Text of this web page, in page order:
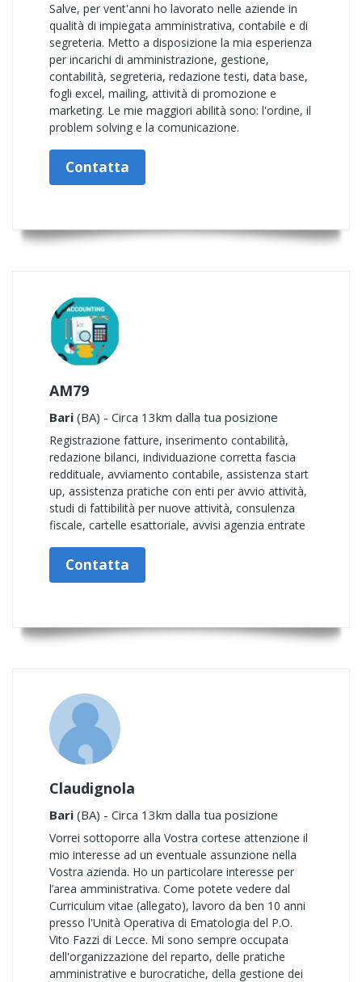
Salve, per vent'anni ho lavorato nelle aziende in
qualità di impiegata amministrativa, contabile e di
segreteria. Metto a disposizione la mia esperienza
per incarichi di amministrazione, gestione,
contabilità, segreteria, redazione testi, data base,
fogli excel, mailing, attività di promozione e
marketing. Le mie maggiori abilità sono: l'ordine, il
problem solving e la comunicazione.
Contatta
AM79
Bari (BA) - Circa 13km dalla tua posizione
Registrazione fatture, inserimento contabilità,
redazione bilanci, individuazione corretta fascia
reddituale, avviamento contabile, assistenza start
up, assistenza pratiche con enti per avvio attività,
studi di fattibilità per nuove attività, consulenza
fiscale, cartelle esattoriale, avvisi agenzia entrate
Contatta
Claudignola
Bari (BA) - Circa 13km dalla tua posizione
Vorrei sottoporre alla Vostra cortese attenzione il
mio interesse ad un eventuale assunzione nella
Vostra azienda. Ho un particolare interesse per
l’area amministrativa. Come potete vedere dal
Curriculum vitae (allegato), lavoro da ben 10 anni
presso l'Unità Operativa di Ematologia del P.O.
Vito Fazzi di Lecce. Mi sono sempre occupata
dell'organizzazione del reparto, delle pratiche
amministrative e burocratiche, della gestione dei